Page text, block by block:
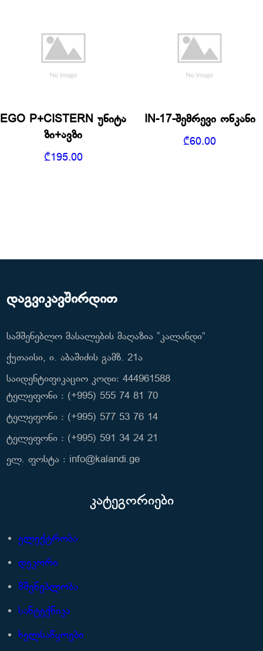
EGO P+CISTERN უნიტა
ზი+ავზი
₾195.00
IN-17-შემრევი ონკანი
₾60.00
დაგვიკავშირდით
სამშენებლო მასალების მაღაზია “კალანდი”
ქუთაისი, ი. აბაშიძის გამზ. 21ა
საიდენტიფიკაციო კოდი: 444961588
ტელეფონი : (+995) 555 74 81 70
ტელეფონი : (+995) 577 53 76 14
ტელეფონი : (+995) 591 34 24 21
ელ. ფოსტა : info@kalandi.ge
კატეგორიები
ელექტრობა
დეკორი
მშენებლობა
სანტექნიკა
ხელსაწყოები